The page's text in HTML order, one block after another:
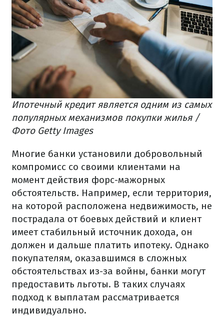
Ипотечный кредит является одним из самых
популярных механизмов покупки жилья /
Фото Getty Images
Многие банки установили добровольный
компромисс со своими клиентами на
момент действия форс-мажорных
обстоятельств. Например, если территория,
на которой расположена недвижимость, не
пострадала от боевых действий и клиент
имеет стабильный источник дохода, он
должен и дальше платить ипотеку. Однако
покупателям, оказавшимся в сложных
обстоятельствах из-за войны, банки могут
предоставить льготы. В таких случаях
подход к выплатам рассматривается
индивидуально.